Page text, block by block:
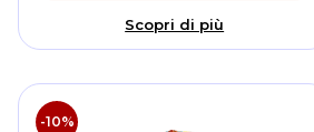
Scopri di più
-10%